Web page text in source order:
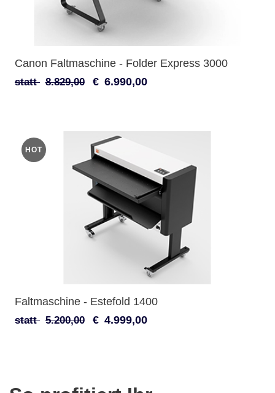
Canon Faltmaschine - Folder Express 3000
statt 8.829,00 € 6.990,00
HOT
Faltmaschine - Estefold 1400
statt 5.200,00 € 4.999,00